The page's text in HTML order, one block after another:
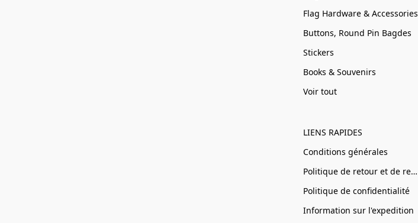
Flag Hardware & Accessories
Buttons, Round Pin Bagdes
Stickers
Books & Souvenirs
Voir tout
LIENS RAPIDES
Conditions générales
Politique de retour et de remboursement
Politique de confidentialité
Information sur l'expedition